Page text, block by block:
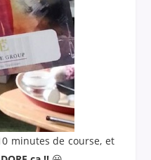
minutes de course, et